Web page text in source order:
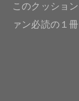
このクッショ
ァン必読の１冊